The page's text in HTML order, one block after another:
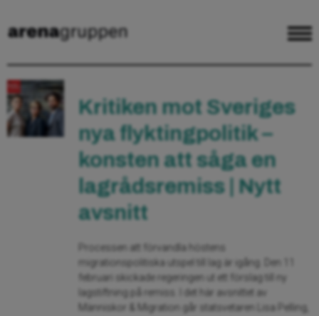
Kritiken mot Sveriges
nya flyktingpolitik –
konsten att såga en
lagrådsremiss | Nytt
avsnitt
Processen att förvandla höstens
migrationspolitiska utspel till lag är igång. Den 11
februari skickade regeringen ut ett förslag till ny
lagstiftning på remiss. I det här avsnittet av
Människor & Migration går statsvetaren Lisa Pelling,